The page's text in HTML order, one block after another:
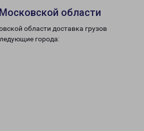
области
области доставка грузов
города: